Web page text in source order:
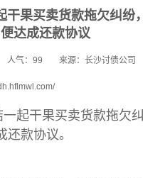
果买卖货款拖欠纠纷，
达成还款协议
人气：99 来源：长沙讨债公司
一起干果买卖货款拖欠纠
款协议。